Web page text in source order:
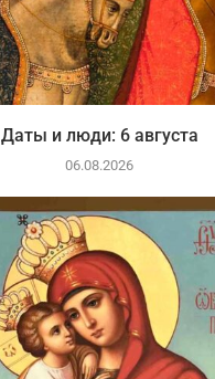
Даты и люди: 6 августа
06.08.2026